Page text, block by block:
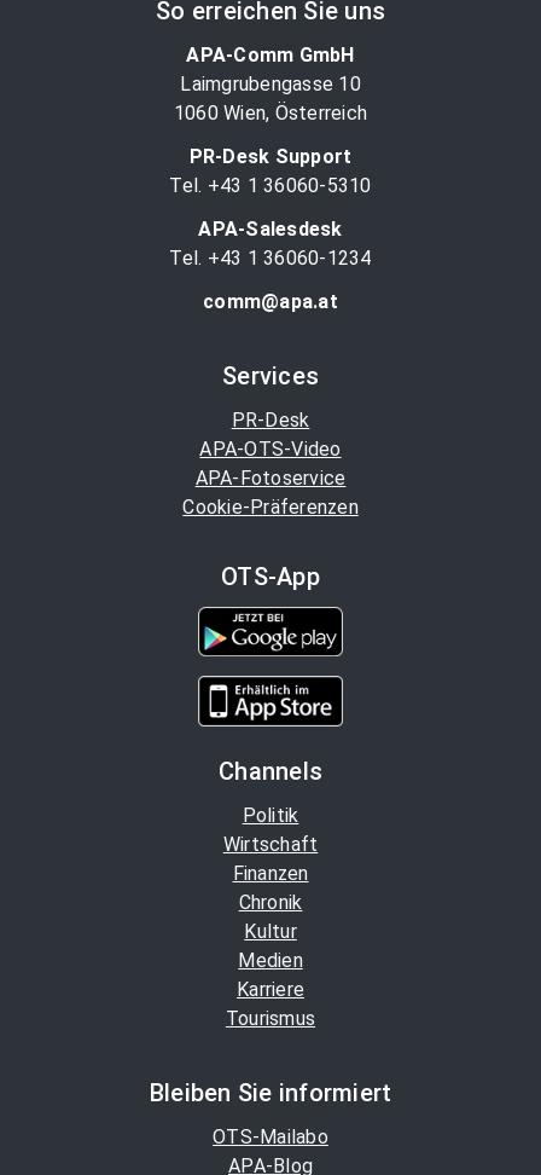
So erreichen Sie uns
APA-Comm GmbH
Laimgrubengasse 10
1060 Wien, Österreich
PR-Desk Support
Tel. +43 1 36060-5310
APA-Salesdesk
Tel. +43 1 36060-1234
comm@apa.at
Services
PR-Desk
APA-OTS-Video
APA-Fotoservice
Cookie-Präferenzen
OTS-App
Channels
Politik
Wirtschaft
Finanzen
Chronik
Kultur
Medien
Karriere
Tourismus
Bleiben Sie informiert
OTS-Mailabo
APA-Blog